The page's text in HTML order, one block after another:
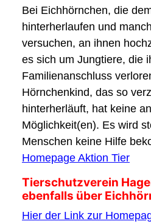
Bei Eichhörnchen, die
hinterherlaufen und
versuchen, an ihnen
es sich um Jungtiere, die
Familienanschluss
Hörnchenkind, das so
hinterherläuft, hat keine
Möglichkeit(en). Es wird
Menschen keine Hilfe
Homepage Aktion Tier
Tierschutzverein
ebenfalls über
Hier der Link zur